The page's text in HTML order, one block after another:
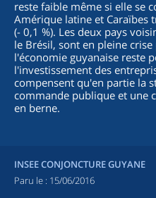
reste faible même si elle se
Amérique latine et Caraïbes
(- 0,1 %). Les deux pays
le Brésil, sont en pleine
l'économie guyanaise reste
l'investissement des
compensent qu'en partie la
commande publique et une
en berne.
INSEE CONJONCTURE GUYANE
Paru le : 15/06/2016